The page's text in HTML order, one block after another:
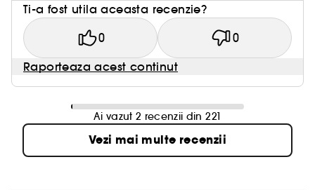
Ti-a fost utila aceasta recenzie?
0 0
Raporteaza acest continut
Ai vazut 2 recenzii din 221
Vezi mai multe recenzii